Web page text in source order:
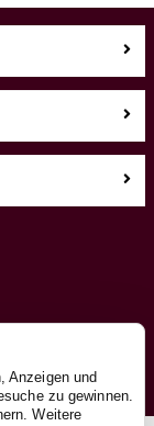
Anzeigen und
zu gewinnen.
Weitere